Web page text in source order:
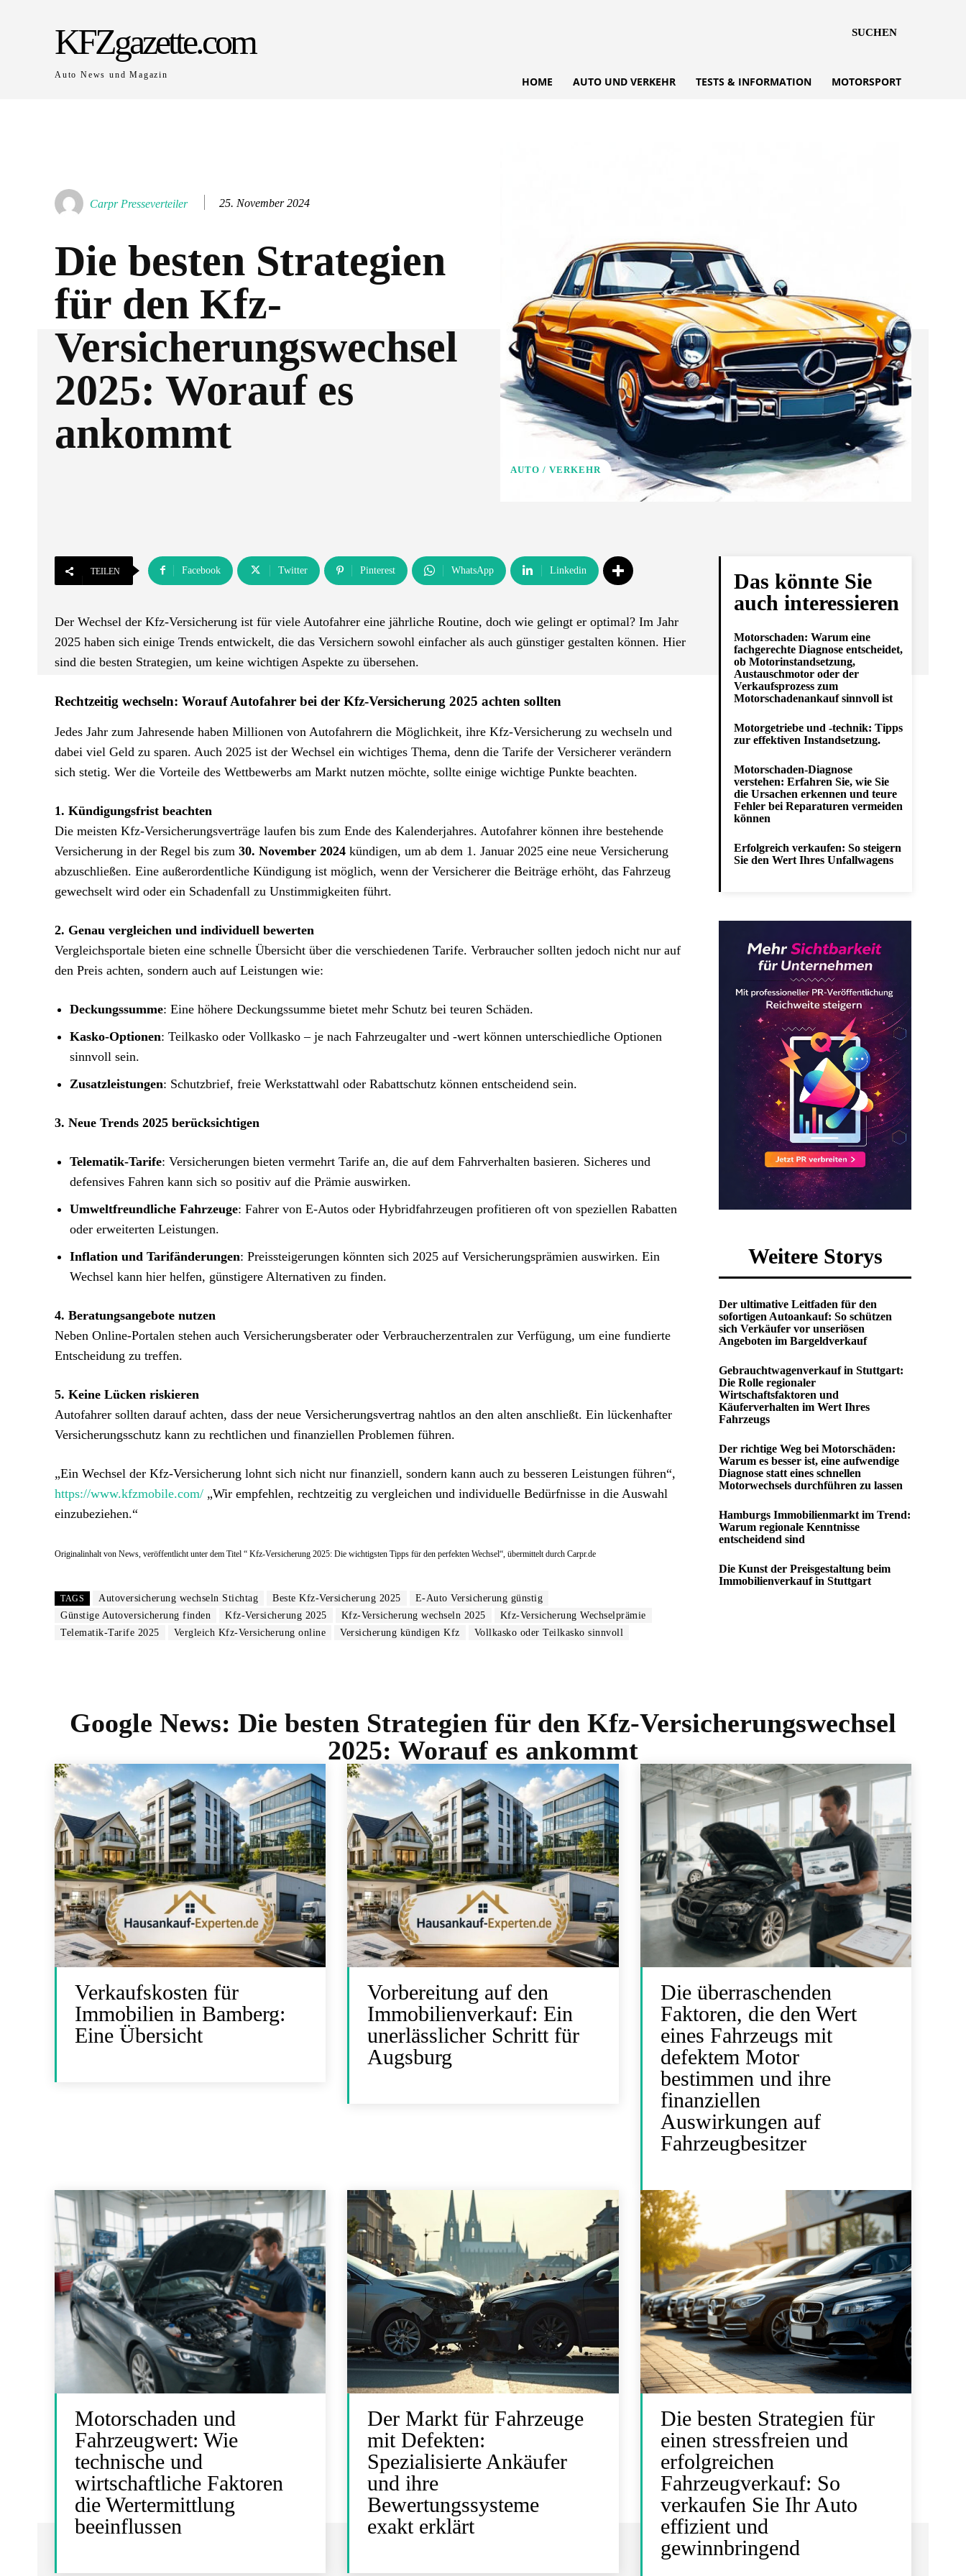
KFZgazette.com
Auto News und Magazin
SUCHEN
HOME AUTO UND VERKEHR TESTS & INFORMATION MOTORSPORT
Carpr Presseverteiler 25. November 2024
Die besten Strategien
für den Kfz-
Versicherungswechsel
2025: Worauf es
ankommt
AUTO / VERKEHR
TEILEN Facebook Twitter Pinterest WhatsApp Linkedin
Der Wechsel der Kfz-Versicherung ist für viele Autofahrer eine jährliche Routine, doch wie gelingt er optimal? Im Jahr
2025 haben sich einige Trends entwickelt, die das Versichern sowohl einfacher als auch günstiger gestalten können. Hier
sind die besten Strategien, um keine wichtigen Aspekte zu übersehen.
Rechtzeitig wechseln: Worauf Autofahrer bei der Kfz-Versicherung 2025 achten sollten
Jedes Jahr zum Jahresende haben Millionen von Autofahrern die Möglichkeit, ihre Kfz-Versicherung zu wechseln und
dabei viel Geld zu sparen. Auch 2025 ist der Wechsel ein wichtiges Thema, denn die Tarife der Versicherer verändern
sich stetig. Wer die Vorteile des Wettbewerbs am Markt nutzen möchte, sollte einige wichtige Punkte beachten.
1. Kündigungsfrist beachten
Die meisten Kfz-Versicherungsverträge laufen bis zum Ende des Kalenderjahres. Autofahrer können ihre bestehende
Versicherung in der Regel bis zum 30. November 2024 kündigen, um ab dem 1. Januar 2025 eine neue Versicherung
abzuschließen. Eine außerordentliche Kündigung ist möglich, wenn der Versicherer die Beiträge erhöht, das Fahrzeug
gewechselt wird oder ein Schadenfall zu Unstimmigkeiten führt.
2. Genau vergleichen und individuell bewerten
Vergleichsportale bieten eine schnelle Übersicht über die verschiedenen Tarife. Verbraucher sollten jedoch nicht nur auf
den Preis achten, sondern auch auf Leistungen wie:
Deckungssumme: Eine höhere Deckungssumme bietet mehr Schutz bei teuren Schäden.
Kasko-Optionen: Teilkasko oder Vollkasko – je nach Fahrzeugalter und -wert können unterschiedliche Optionen
sinnvoll sein.
Zusatzleistungen: Schutzbrief, freie Werkstattwahl oder Rabattschutz können entscheidend sein.
3. Neue Trends 2025 berücksichtigen
Telematik-Tarife: Versicherungen bieten vermehrt Tarife an, die auf dem Fahrverhalten basieren. Sicheres und
defensives Fahren kann sich so positiv auf die Prämie auswirken.
Umweltfreundliche Fahrzeuge: Fahrer von E-Autos oder Hybridfahrzeugen profitieren oft von speziellen Rabatten
oder erweiterten Leistungen.
Inflation und Tarifänderungen: Preissteigerungen könnten sich 2025 auf Versicherungsprämien auswirken. Ein
Wechsel kann hier helfen, günstigere Alternativen zu finden.
4. Beratungsangebote nutzen
Neben Online-Portalen stehen auch Versicherungsberater oder Verbraucherzentralen zur Verfügung, um eine fundierte
Entscheidung zu treffen.
5. Keine Lücken riskieren
Autofahrer sollten darauf achten, dass der neue Versicherungsvertrag nahtlos an den alten anschließt. Ein lückenhafter
Versicherungsschutz kann zu rechtlichen und finanziellen Problemen führen.
„Ein Wechsel der Kfz-Versicherung lohnt sich nicht nur finanziell, sondern kann auch zu besseren Leistungen führen“,
https://www.kfzmobile.com/ „Wir empfehlen, rechtzeitig zu vergleichen und individuelle Bedürfnisse in die Auswahl
einzubeziehen.“
Originalinhalt von News, veröffentlicht unter dem Titel “ Kfz-Versicherung 2025: Die wichtigsten Tipps für den perfekten Wechsel“, übermittelt durch Carpr.de
TAGS Autoversicherung wechseln Stichtag Beste Kfz-Versicherung 2025
E-Auto Versicherung günstig
Günstige Autoversicherung finden
Kfz-Versicherung 2025 Kfz-Versicherung wechseln 2025
Kfz-Versicherung Wechselprämie
Telematik-Tarife 2025
Vergleich Kfz-Versicherung online Versicherung kündigen Kfz Vollkasko oder Teilkasko sinnvoll
Das könnte Sie
auch interessieren
Motorschaden: Warum eine
fachgerechte Diagnose entscheidet,
ob Motorinstandsetzung,
Austauschmotor oder der
Verkaufsprozess zum
Motorschadenankauf sinnvoll ist
Motorgetriebe und -technik: Tipps
zur effektiven Instandsetzung.
Motorschaden-Diagnose
verstehen: Erfahren Sie, wie Sie
die Ursachen erkennen und teure
Fehler bei Reparaturen vermeiden
können
Erfolgreich verkaufen: So steigern
Sie den Wert Ihres Unfallwagens
Weitere Storys
Der ultimative Leitfaden für den
sofortigen Autoankauf: So schützen
sich Verkäufer vor unseriösen
Angeboten im Bargeldverkauf
Gebrauchtwagenverkauf in Stuttgart:
Die Rolle regionaler
Wirtschaftsfaktoren und
Käuferverhalten im Wert Ihres
Fahrzeugs
Der richtige Weg bei Motorschäden:
Warum es besser ist, eine aufwendige
Diagnose statt eines schnellen
Motorwechsels durchführen zu lassen
Hamburgs Immobilienmarkt im Trend:
Warum regionale Kenntnisse
entscheidend sind
Die Kunst der Preisgestaltung beim
Immobilienverkauf in Stuttgart
Google News: Die besten Strategien für den Kfz-Versicherungswechsel
2025: Worauf es ankommt
Verkaufskosten für
Immobilien in Bamberg:
Eine Übersicht
Vorbereitung auf den
Immobilienverkauf: Ein
unerlässlicher Schritt für
Augsburg
Die überraschenden
Faktoren, die den Wert
eines Fahrzeugs mit
defektem Motor
bestimmen und ihre
finanziellen
Auswirkungen auf
Fahrzeugbesitzer
Motorschaden und
Fahrzeugwert: Wie
technische und
wirtschaftliche Faktoren
die Wertermittlung
beeinflussen
Der Markt für Fahrzeuge
mit Defekten:
Spezialisierte Ankäufer
und ihre
Bewertungssysteme
exakt erklärt
Die besten Strategien für
einen stressfreien und
erfolgreichen
Fahrzeugverkauf: So
verkaufen Sie Ihr Auto
effizient und
gewinnbringend